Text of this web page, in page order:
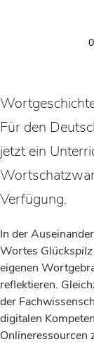
Für den
jetzt ein
Verfügung.
In der
Wortes Glückspilz
eigenen
reflektieren.
der
digitalen
Onlineressourcen